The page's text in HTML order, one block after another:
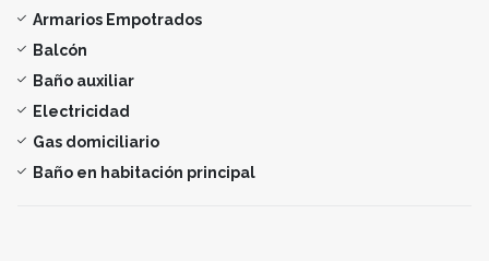
Armarios Empotrados
Balcón
Baño auxiliar
Electricidad
Gas domiciliario
Baño en habitación principal